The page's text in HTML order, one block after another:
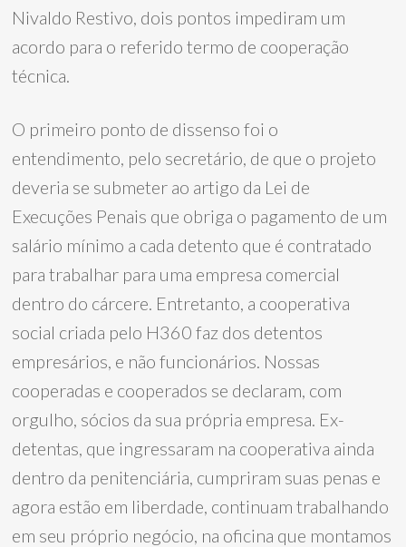
Nivaldo Restivo, dois pontos impediram um
acordo para o referido termo de cooperação
técnica.
O primeiro ponto de dissenso foi o
entendimento, pelo secretário, de que o projeto
deveria se submeter ao artigo da Lei de
Execuções Penais que obriga o pagamento de um
salário mínimo a cada detento que é contratado
para trabalhar para uma empresa comercial
dentro do cárcere. Entretanto, a cooperativa
social criada pelo H360 faz dos detentos
empresários, e não funcionários. Nossas
cooperadas e cooperados se declaram, com
orgulho, sócios da sua própria empresa. Ex-
detentas, que ingressaram na cooperativa ainda
dentro da penitenciária, cumpriram suas penas e
agora estão em liberdade, continuam trabalhando
em seu próprio negócio, na oficina que montamos